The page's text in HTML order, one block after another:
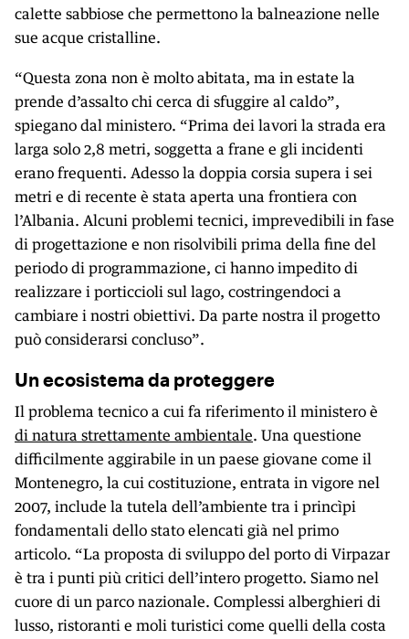
calette sabbiose che permettono la balneazione nelle
sue acque cristalline.
“Questa zona non è molto abitata, ma in estate la
prende d’assalto chi cerca di sfuggire al caldo”,
spiegano dal ministero. “Prima dei lavori la strada era
larga solo 2,8 metri, soggetta a frane e gli incidenti
erano frequenti. Adesso la doppia corsia supera i sei
metri e di recente è stata aperta una frontiera con
l’Albania. Alcuni problemi tecnici, imprevedibili in fase
di progettazione e non risolvibili prima della fine del
periodo di programmazione, ci hanno impedito di
realizzare i porticcioli sul lago, costringendoci a
cambiare i nostri obiettivi. Da parte nostra il progetto
può considerarsi concluso”.
Un ecosistema da proteggere
Il problema tecnico a cui fa riferimento il ministero è
di natura strettamente ambientale. Una questione
difficilmente aggirabile in un paese giovane come il
Montenegro, la cui costituzione, entrata in vigore nel
2007, include la tutela dell’ambiente tra i princìpi
fondamentali dello stato elencati già nel primo
articolo. “La proposta di sviluppo del porto di Virpazar
è tra i punti più critici dell’intero progetto. Siamo nel
cuore di un parco nazionale. Complessi alberghieri di
lusso, ristoranti e moli turistici come quelli della costa